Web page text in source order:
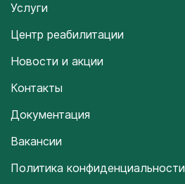
Услуги
Центр реабилитации
Новости и акции
Контакты
Документация
Вакансии
Политика конфиденциальности